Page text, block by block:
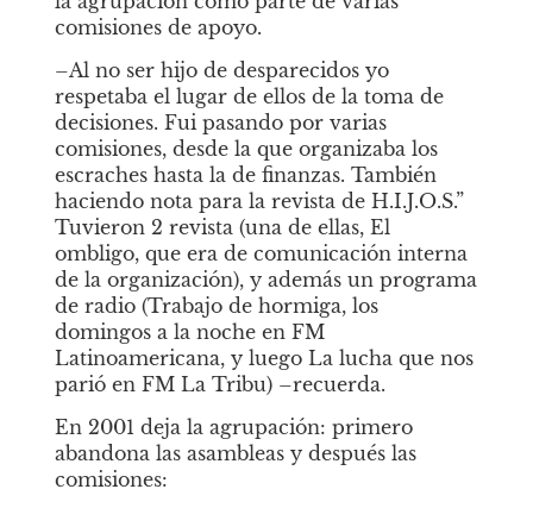
comisiones de apoyo.
–Al no ser hijo de desparecidos yo
respetaba el lugar de ellos de la toma de
decisiones. Fui pasando por varias
comisiones, desde la que organizaba los
escraches hasta la de finanzas. También
haciendo nota para la revista de H.I.J.O.S.”
Tuvieron 2 revista (una de ellas, El
ombligo, que era de comunicación interna
de la organización), y además un programa
de radio (Trabajo de hormiga, los
domingos a la noche en FM
Latinoamericana, y luego La lucha que nos
parió en FM La Tribu) –recuerda.
En 2001 deja la agrupación: primero
abandona las asambleas y después las
comisiones: